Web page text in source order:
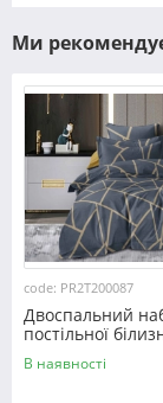
Ми
code: PR2T200087
Двоспальний
постільної
180*220 із
№200087
В наявності